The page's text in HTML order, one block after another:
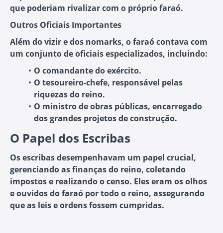
que poderiam rivalizar com o próprio faraó.
Outros Oficiais Importantes
Além do vizir e dos nomarks, o faraó contava com
um conjunto de oficiais especializados, incluindo:
O comandante do exército.
O tesoureiro-chefe, responsável pelas
riquezas do reino.
O ministro de obras públicas, encarregado
dos grandes projetos de construção.
O Papel dos Escribas
Os escribas desempenhavam um papel crucial,
gerenciando as finanças do reino, coletando
impostos e realizando o censo. Eles eram os olhos
e ouvidos do faraó por todo o reino, assegurando
que as leis e ordens fossem cumpridas.